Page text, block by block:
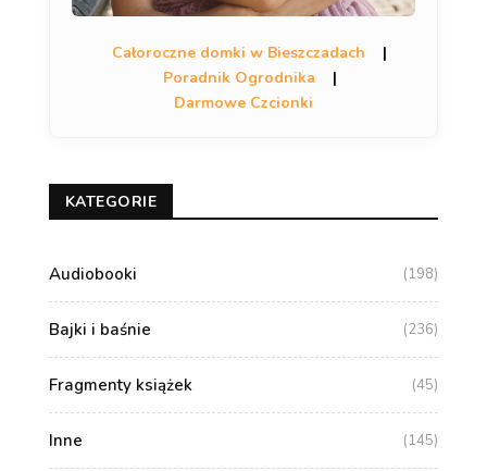
Całoroczne domki w Bieszczadach
|
Poradnik Ogrodnika
|
Darmowe Czcionki
KATEGORIE
Audiobooki (198)
Bajki i baśnie (236)
Fragmenty książek (45)
Inne (145)